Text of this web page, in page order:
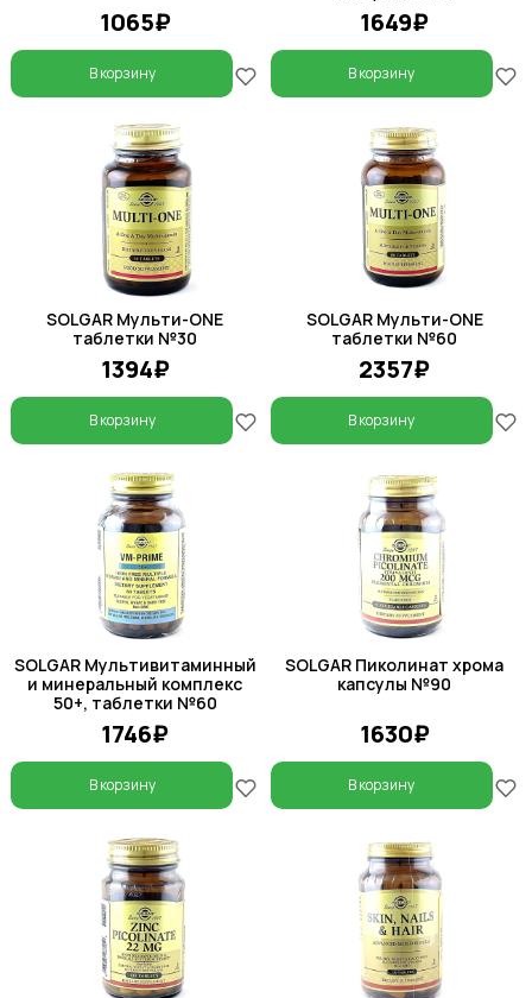
1065₽
В корзину
1649₽
В корзину
SOLGAR Мульти-ONE
таблетки №30
1394₽
В корзину
SOLGAR Мульти-ONE
таблетки №60
2357₽
В корзину
SOLGAR Мультивитаминный
и минеральный комплекс
50+, таблетки №60
1746₽
В корзину
SOLGAR Пиколинат хрома
капсулы №90
1630₽
В корзину